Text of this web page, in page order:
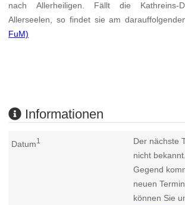
nach Allerheiligen. Fällt die Kathreins-
Allerseelen, so findet sie am
FuM)
Informationen
Datum1
Der nächste
nicht
Gegend
neuen
können Sie